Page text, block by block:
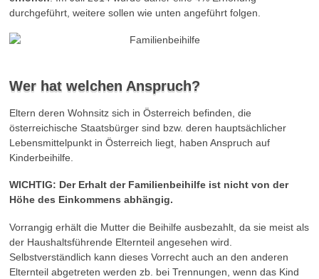
durchgeführt, weitere sollen wie unten angeführt folgen.
Wer hat welchen Anspruch?
Eltern deren Wohnsitz sich in Österreich befinden, die
österreichische Staatsbürger sind bzw. deren hauptsächlicher
Lebensmittelpunkt in Österreich liegt, haben Anspruch auf
Kinderbeihilfe.
WICHTIG: Der Erhalt der Familienbeihilfe ist nicht von der
Höhe des Einkommens abhängig.
Vorrangig erhält die Mutter die Beihilfe ausbezahlt, da sie meist als
der Haushaltsführende Elternteil angesehen wird.
Selbstverständlich kann dieses Vorrecht auch an den anderen
Elternteil abgetreten werden zb. bei Trennungen, wenn das Kind